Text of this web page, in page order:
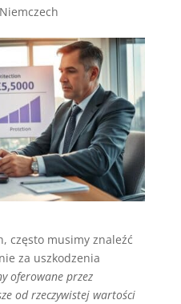
często musimy znaleźć
za uszkodzenia
oferowane przez
od rzeczywistej wartości